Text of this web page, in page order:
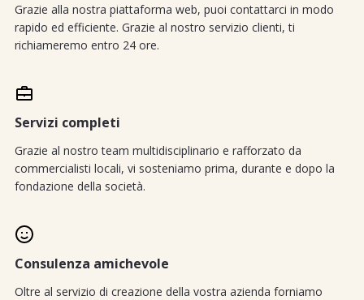
Grazie alla nostra piattaforma web, puoi contattarci in modo
rapido ed efficiente. Grazie al nostro servizio clienti, ti
richiameremo entro 24 ore.
Servizi completi
Grazie al nostro team multidisciplinario e rafforzato da
commercialisti locali, vi sosteniamo prima, durante e dopo la
fondazione della società.
Consulenza amichevole
Oltre al servizio di creazione della vostra azienda forniamo